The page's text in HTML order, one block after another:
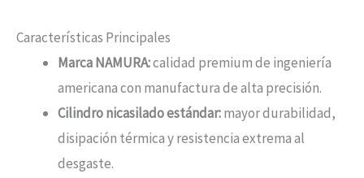
Características Principales
Marca NAMURA:calidad premium de ingeniería
americana con manufactura de alta precisión.
Cilindro nicasilado estándar:mayor durabilidad,
disipación térmica y resistencia extrema al
desgaste.